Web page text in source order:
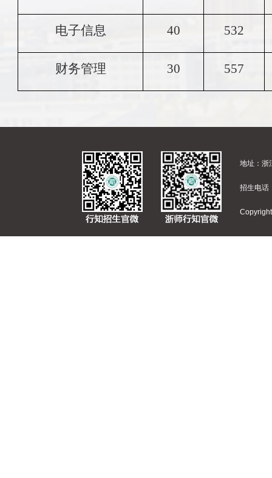
电子信息 40 532
财务管理 30 557
地址：
招生电